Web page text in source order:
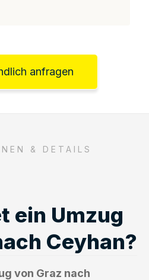
anfragen
& DETAILS
ein Umzug
Ceyhan?
von Graz nach